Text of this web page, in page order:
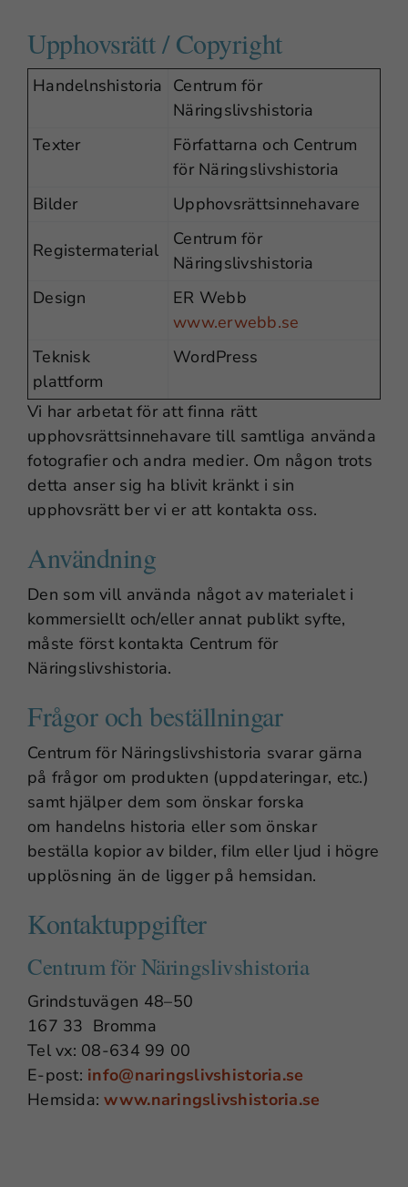
Upphovsrätt / Copyright
Handelnshistoria
Centrum för
Näringslivshistoria
Texter
Författarna och Centrum
för Näringslivshistoria
Bilder
Upphovsrättsinnehavare
Registermaterial
Centrum för
Näringslivshistoria
Design
ER Webb
www.erwebb.se
Teknisk
plattform
WordPress
Vi har arbetat för att finna rätt
upphovsrättsinnehavare till samtliga använda
fotografier och andra medier. Om någon trots
detta anser sig ha blivit kränkt i sin
upphovsrätt ber vi er att kontakta oss.
Användning
Den som vill använda något av materialet i
kommersiellt och/eller annat publikt syfte,
måste först kontakta Centrum för
Näringslivshistoria.
Frågor och beställningar
Centrum för Näringslivshistoria svarar gärna
på frågor om produkten (uppdateringar, etc.)
samt hjälper dem som önskar forska
om handelns historia eller som önskar
beställa kopior av bilder, film eller ljud i högre
upplösning än de ligger på hemsidan.
Kontaktuppgifter
Centrum för Näringslivshistoria
Grindstuvägen 48–50
167 33 Bromma
Tel vx: 08-634 99 00
E-post: info@naringslivshistoria.se
Hemsida:www.naringslivshistoria.se